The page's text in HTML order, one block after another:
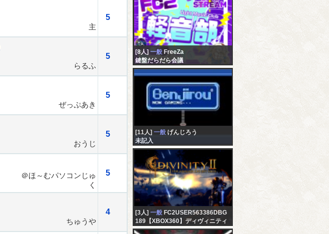
5
主
5
らるふ
5
ぜっぷあき
5
おうじ
5
＠ほ～むパソコンじゅ
く
4
ちゅうや
[8人] 一般 FreeZa
鍵盤だらだら会議
[11人] 一般 げんじろう
未記入
[3人] 一般 FC2USER563386DBG
189【XBOX360】ディヴィニティ
Ⅱ：ドラゴンナイトサーガ